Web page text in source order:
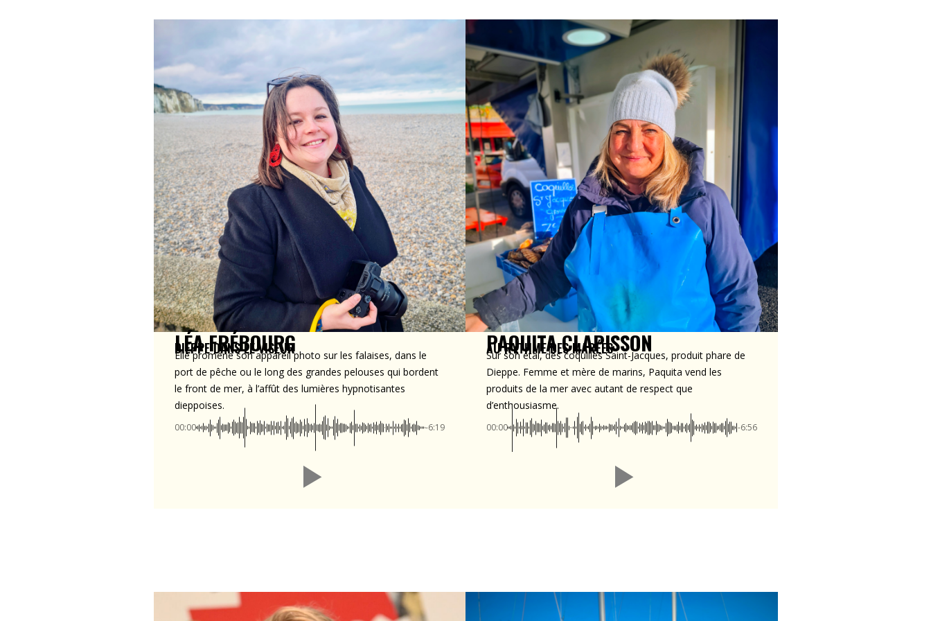
LÉA FRÉBOURG
DIEPPE DANS LE VISEUR
Elle promène son appareil photo sur les falaises, dans le
port de pêche ou le long des grandes pelouses qui bordent
le front de mer, à l’affût des lumières hypnotisantes
dieppoises.
00:00 -6:19
PAQUITA CLAPISSON
AU RYTHME DES MARÉES
Sur son étal, des coquilles Saint-Jacques, produit phare de
Dieppe. Femme et mère de marins, Paquita vend les
produits de la mer avec autant de respect que
d’enthousiasme.
00:00 -6:56